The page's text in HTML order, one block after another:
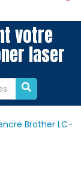
votre
laser
Brother LC-